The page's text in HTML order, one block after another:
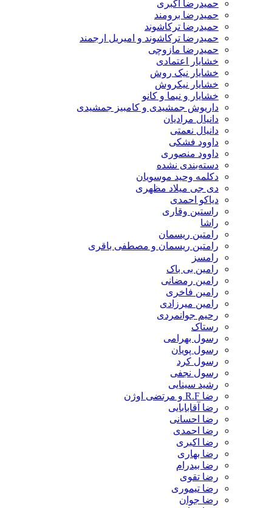
حمیدرضا اکبری
حمیدرضا برومند
حمیدرضا ترکاشوند
حمیدرضا ترکاشوند و امیریل ارجمند
حمیدرضا مازوچی
خشایار اعتمادی
خشایار نیک روش
خشایار نیکروش
خشایار و نیما و کانو
داریوش جمشیدی و کامبیز جمشیدی
دانیال مرادیان
دانیال نعمتی
داوود فشکی
داوود منصوری
دسته‌بندی نشده
دکلمه وحید موسویان
دی جی میلاد مظهری
دیاکو احمدی
راستین وقاری
راشا
رامتین ریسمان
رامتین ریسمان و مصطفی باقری
رامسز
رامین بی باک
رامین رمضانی
رامین فاخری
رامین میرزادی
رحیم جوانمردی
رستاک
رسول بهرامی
رسول پویان
رسول کرد
رسول نجفی
رشید سینایی
رضا R.F و مرتضی اوژن
رضا آقابابایی
رضا احسانی
رضا احمدی
رضا اکبری
رضا بهاری
رضا بیدرام
رضا تقوی
رضا تیموری
رضا جوان